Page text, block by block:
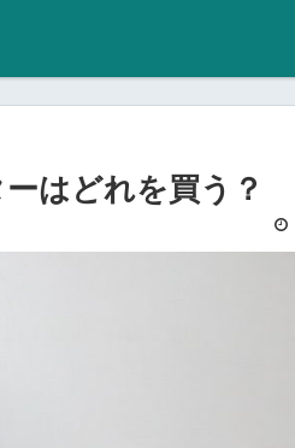
はどれを買う？